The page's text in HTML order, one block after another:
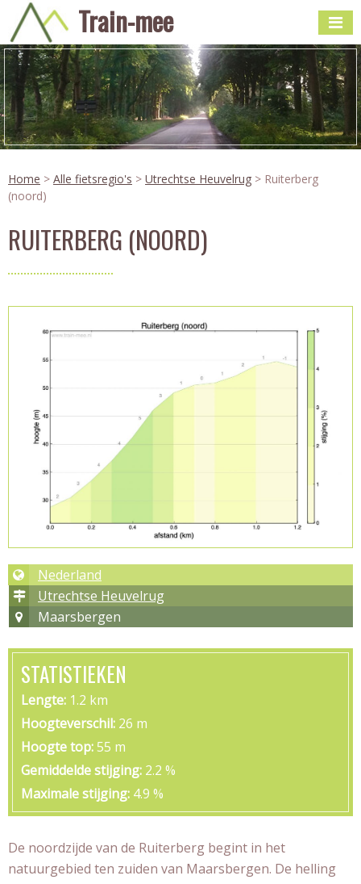
Train-mee
Home > Alle fietsregio's > Utrechtse Heuvelrug > Ruiterberg
(noord)
RUITERBERG (NOORD)
Nederland
Utrechtse Heuvelrug
Maarsbergen
STATISTIEKEN
Lengte 1.2 km
Hoogteverschil 26 m
Hoogte top 55 m
Gemiddelde stijging 2.2 %
Maximale stijging 4.9 %
De noordzijde van de Ruiterberg begint in het
natuurgebied ten zuiden van Maarsbergen. De helling